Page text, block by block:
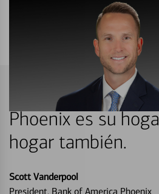
Phoenix es su
hogar también.
Scott Vanderpool
President, Bank of America Phoenix